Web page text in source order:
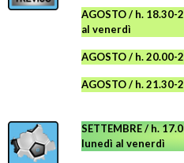
AGOSTO/ h. 18.30-
al venerdì
AGOSTO / h.
AGOSTO/ h. 21.30-
SETTEMBRE / h.
lunedì al venerdì